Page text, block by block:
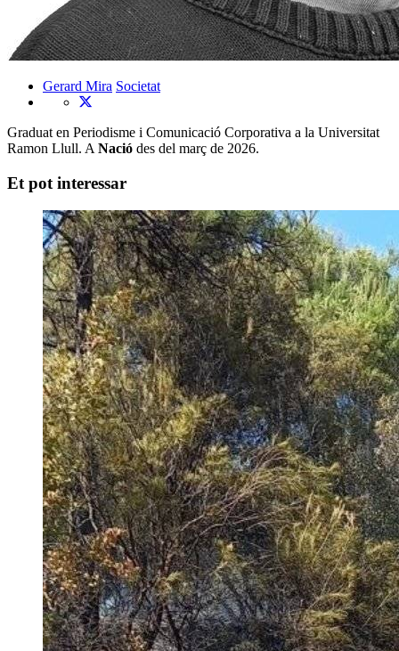
Gerard Mira Societat
Graduat en Periodisme i Comunicació Corporativa a la Universitat
Ramon Llull. ANació des del març de 2026.
Et pot interessar